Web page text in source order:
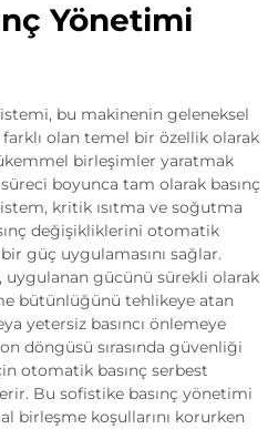
Yönetimi
bu makinenin geleneksel
olan temel bir özellik olarak
birleşimler yaratmak
boyunca tam olarak basınç
kritik ısıtma ve soğutma
değişikliklerini otomatik
güç uygulamasını sağlar.
uygulanan gücünü sürekli olarak
bütünlüğünü tehlikeye atan
yetersiz basıncı önlemeye
döngüsü sırasında güvenliği
otomatik basınç serbest
Bu sofistike basınç yönetimi
birleşme koşullarını korurken